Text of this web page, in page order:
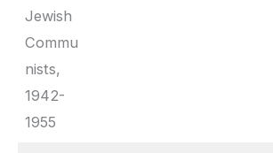
Jewish
Commu
nists,
1942-
1955